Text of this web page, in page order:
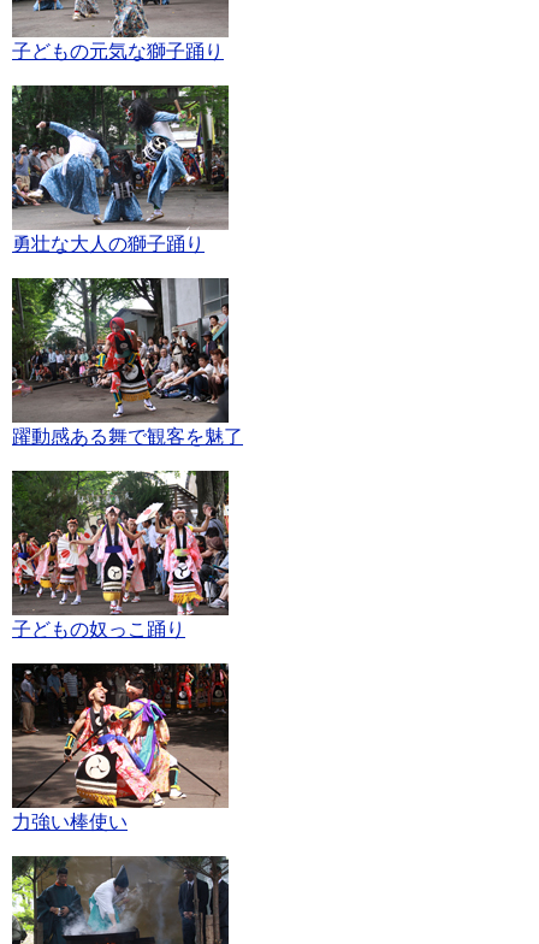
子どもの元気な獅子踊り
勇壮な大人の獅子踊り
躍動感ある舞で観客を魅了
子どもの奴っこ踊り
力強い棒使い